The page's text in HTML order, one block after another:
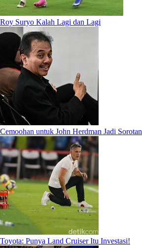
Roy Suryo Kalah Lagi dan Lagi
Cemoohan untuk John Herdman Jadi Sorotan
Toyota: Punya Land Cruiser Itu Investasi!